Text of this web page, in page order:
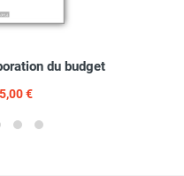
du budget
€